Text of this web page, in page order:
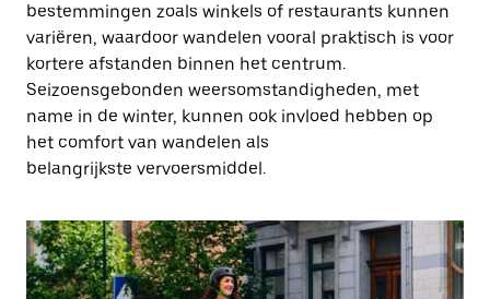
bestemmingen zoals winkels of restaurants kunnen
variëren, waardoor wandelen vooral praktisch is voor
kortere afstanden binnen het centrum.
Seizoensgebonden weersomstandigheden, met
name in de winter, kunnen ook invloed hebben op
het comfort van wandelen als
belangrijkste vervoersmiddel.